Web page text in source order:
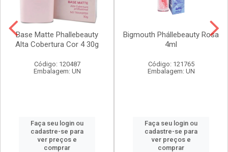
Base Matte Phallebeauty
Alta Cobertura Cor 4 30g
Código: 120487
Embalagem: UN
Faça seu login ou
cadastre-se para
ver preços e
comprar
Bigmouth Phállebeauty Rosa
4ml
Código: 121765
Embalagem: UN
Faça seu login ou
cadastre-se para
ver preços e
comprar